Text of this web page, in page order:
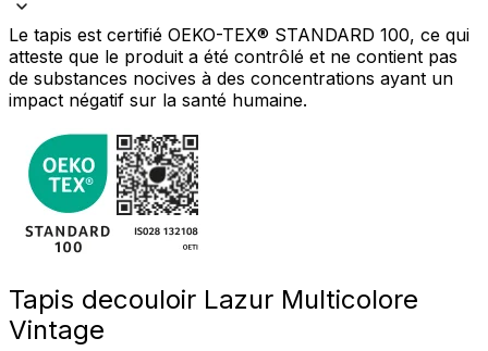
Le tapis est certifié OEKO-TEX® STANDARD 100, ce qui
atteste que le produit a été contrôlé et ne contient pas
de substances nocives à des concentrations ayant un
impact négatif sur la santé humaine.
Tapis decouloir Lazur Multicolore
Vintage